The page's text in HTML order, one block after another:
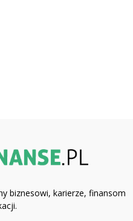
biznesowi, karierze, finansom